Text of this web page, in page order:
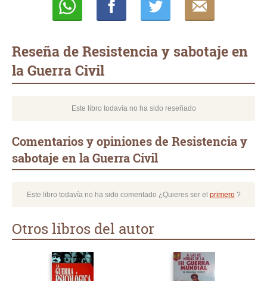
Reseña de Resistencia y sabotaje en
la Guerra Civil
Este libro todavía no ha sido reseñado
Comentarios y opiniones de Resistencia y
sabotaje en la Guerra Civil
Este libro todavía no ha sido comentado ¿Quieres ser el primero?
Otros libros del autor